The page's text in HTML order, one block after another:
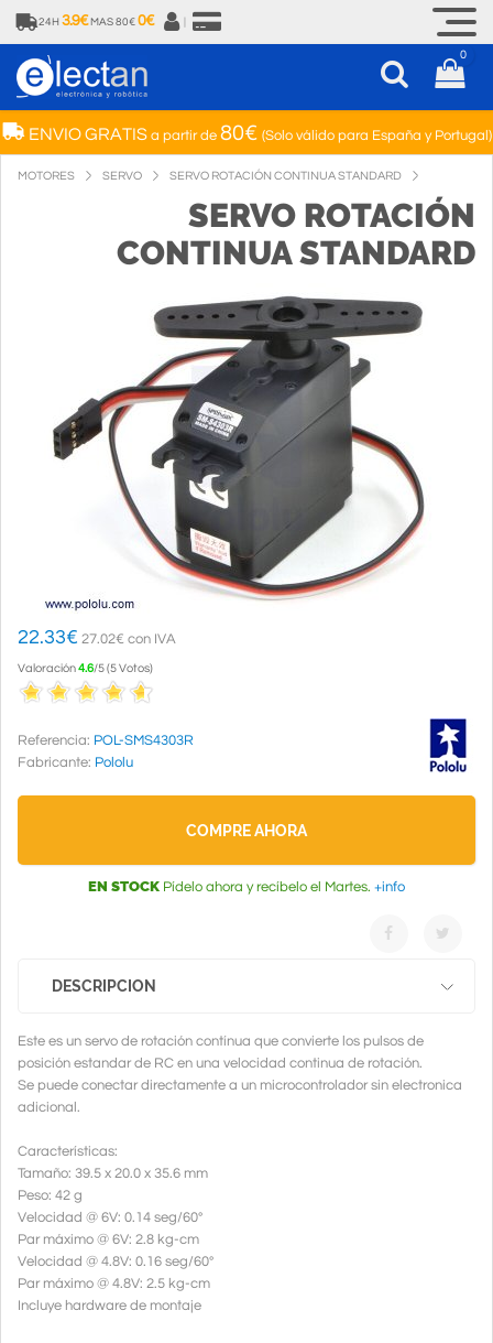
24H 3.9€ MAS 80€ 0€
0
ENVIO GRATISa partir de 80€ (Solo válido para España y Portugal)
MOTORES SERVO SERVO ROTACIÓN CONTINUA STANDARD
SERVO ROTACIÓN
CONTINUA STANDARD
22.33€ 27.02€ con IVA
Valoración4.6/5(5Votos)
Referencia: POL-SMS4303R
Fabricante: Pololu
COMPRE AHORA
EN STOCK Pídelo ahora y recíbelo el Martes. +info
DESCRIPCION
Este es un servo de rotación contínua que convierte los pulsos de
posición estandar de RC en una velocidad continua de rotación.
Se puede conectar directamente a un microcontrolador sin electronica
adicional.
Características:
Tamaño: 39.5 x 20.0 x 35.6 mm
Peso: 42 g
Velocidad @ 6V: 0.14 seg/60°
Par máximo @ 6V: 2.8 kg-cm
Velocidad @ 4.8V: 0.16 seg/60°
Par máximo @ 4.8V: 2.5 kg-cm
Incluye hardware de montaje